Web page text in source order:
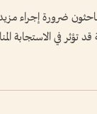
ضرورة إجراء
قد تؤثر في الاستجابة